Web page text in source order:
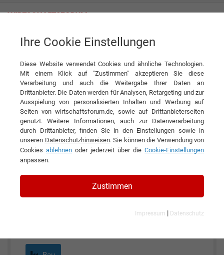
Hodapp GmbH & Co. KG
KONTAKT
Hodapp GmbH & Co. KG
Ihre Cookie Einstellungen
Diese Website verwendet Cookies und ähnliche Technologien.
Mit einem Klick auf "Zustimmen" akzeptieren Sie diese
Verarbeitung und auch die Weitergabe Ihrer Daten an
Drittanbieter. Die Daten werden für Analysen, Retargeting und zur
Ausspielung von personalisierten Inhalten und Werbung auf
Seiten von wirtschaftsforum.de, sowie auf Drittanbieterseiten
genutzt. Weitere Informationen, auch zur Datenverarbeitung
durch Drittanbieter, finden Sie in den Einstellungen sowie in
unseren Datenschutzhinweisen. Sie können die Verwendung von
Cookies ablehnen oder jederzeit über die Cookie-Einstellungen
anpassen.
Zustimmen
Impressum | Datenschutz